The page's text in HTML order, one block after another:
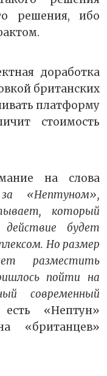
решения, ибо
доработка
британских
платформу
стоимость
на слова
«Нептуном»,
который
будет
Но размер
разместить
пойти на
современный
«Нептун»
«британцев»